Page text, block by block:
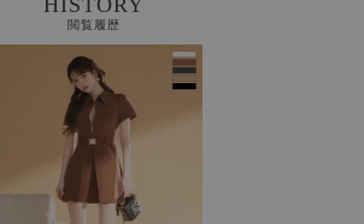
閲覧履歴